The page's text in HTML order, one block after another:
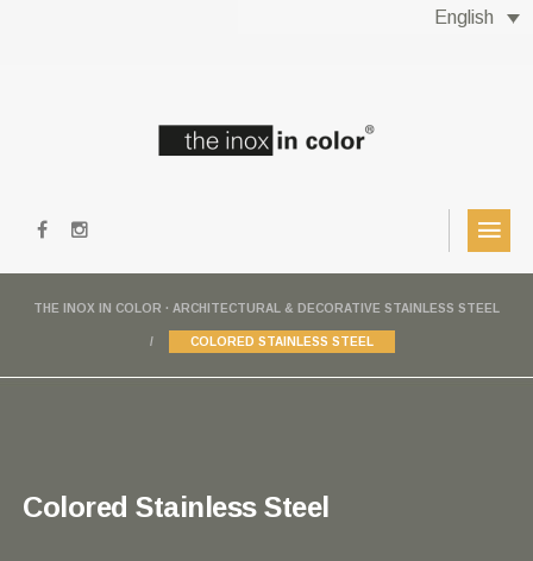
English
THE INOX IN COLOR · ARCHITECTURAL & DECORATIVE STAINLESS STEEL
COLORED STAINLESS STEEL
Colored Stainless Steel